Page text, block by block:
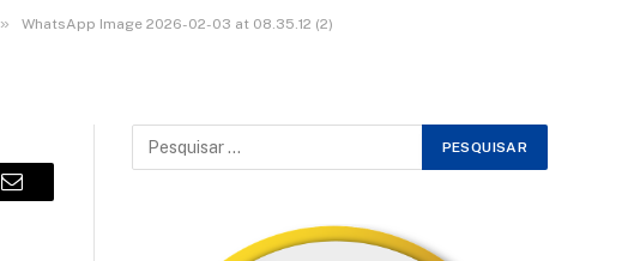
» WhatsApp Image 2026-02-03 at 08.35.12 (2)
Email